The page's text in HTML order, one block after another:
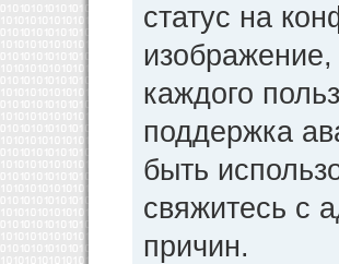
статус на
каждого
поддержка
быть
свяжитесь с
причин.